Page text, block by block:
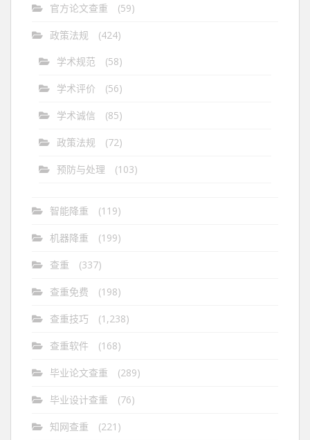
官方论文查重 (59)
政策法规
(424)
学术规范
(58)
学术评价 (56)
学术诚信 (85)
政策法规 (72)
预防与处理 (103)
智能降重 (119)
机器降重 (199)
查重 (337)
查重免费 (198)
查重技巧 (1,238)
查重软件 (168)
毕业论文查重 (289)
毕业设计查重 (76)
知网查重 (221)